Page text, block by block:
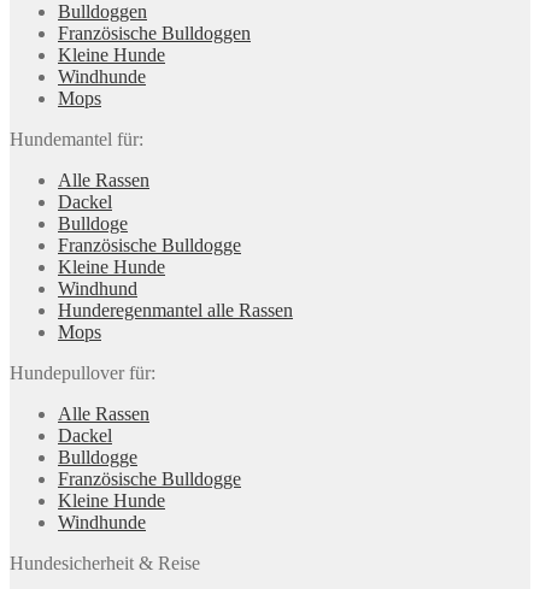
Bulldoggen
Französische Bulldoggen
Kleine Hunde
Windhunde
Mops
Hundemantel für:
Alle Rassen
Dackel
Bulldoge
Französische Bulldogge
Kleine Hunde
Windhund
Hunderegenman­tel alle Rassen
Mops
Hundepullover für:
Alle Rassen
Dackel
Bulldogge
Französische Bulldogge
Kleine Hunde
Windhunde
Hundesicherheit & Reise